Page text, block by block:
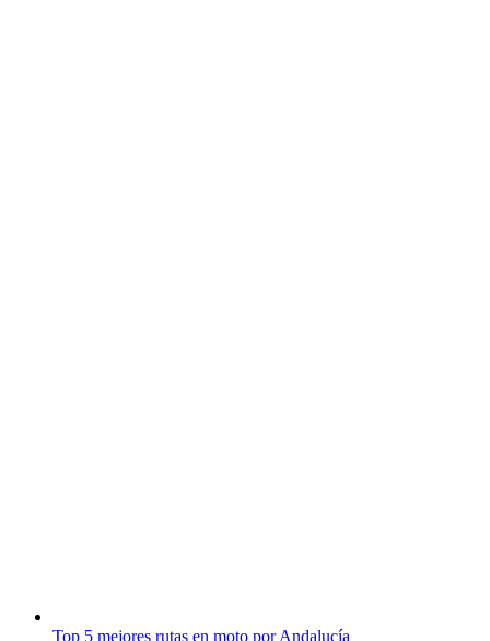
Top 5 mejores rutas en moto por Andalucía